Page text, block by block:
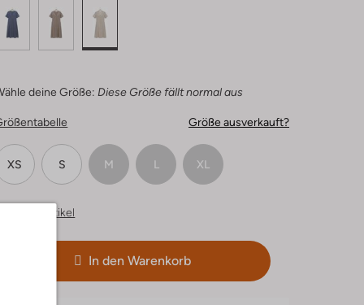
deine Größe: Diese Größe fällt normal aus
Größe ausverkauft?
XS S M L XL
Ähnliche Artikel
In den Warenkorb